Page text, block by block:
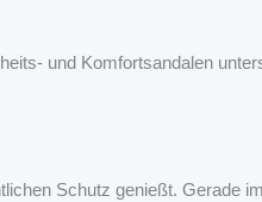
und Komfortsandalen
Schutz genießt. Gerade